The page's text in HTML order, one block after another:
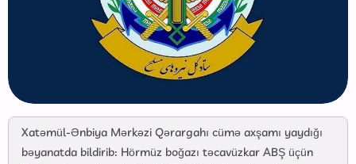
Xatəmül-Ənbiya Mərkəzi Qərargahı cümə axşamı yaydığı
bəyanatda bildirib: Hörmüz boğazı təcavüzkar ABŞ üçün